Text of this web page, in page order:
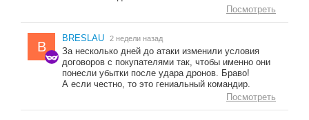
Посмотреть
B
BRESLAU 2 недели назад
За несколько дней до атаки изменили условия
договоров с покупателями так, чтобы именно они
понесли убытки после удара дронов. Браво!
А если честно, то это гениальный командир.
Посмотреть